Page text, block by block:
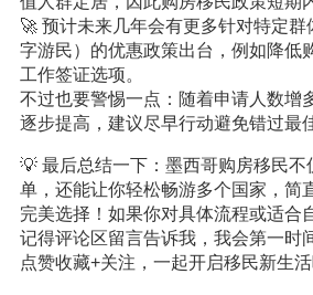
🚀 预计未来几年会有更多针对特定群
字游民）的优惠政策出台，例如降低
工作签证选项。
不过也要警惕一点：随着申请人数增
逐步提高，建议尽早行动避免错过最
💡 最后总结一下：墨西哥购房移民不
单，还能让你轻松畅游多个国家，简
完美选择！如果你对具体流程或适合
记得评论区留言告诉我，我会第一时
点赞收藏+关注，一起开启移民新生